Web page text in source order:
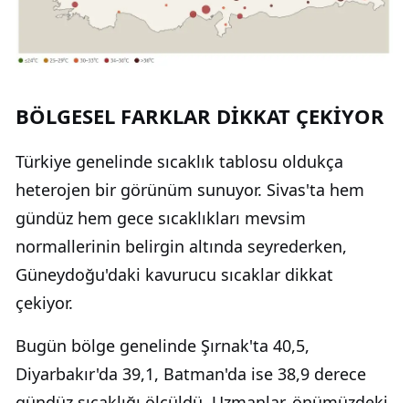
BÖLGESEL FARKLAR DİKKAT ÇEKİYOR
Türkiye genelinde sıcaklık tablosu oldukça
heterojen bir görünüm sunuyor. Sivas'ta hem
gündüz hem gece sıcaklıkları mevsim
normallerinin belirgin altında seyrederken,
Güneydoğu'daki kavurucu sıcaklar dikkat
çekiyor.
Bugün bölge genelinde Şırnak'ta 40,5,
Diyarbakır'da 39,1, Batman'da ise 38,9 derece